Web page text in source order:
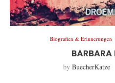
Biografien & Erinnerungen
by BuecherKatze